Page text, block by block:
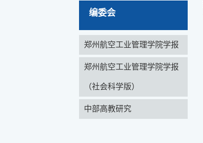
编委会
郑州航空工业管理学院学报
郑州航空工业管理学院学报
（社会科学版）
中部高教研究